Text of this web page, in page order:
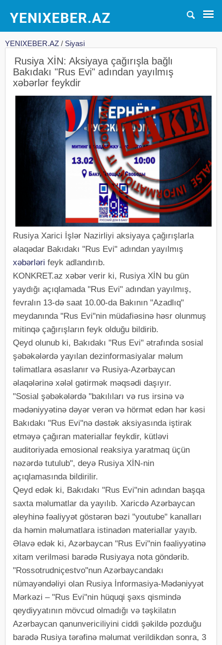
YENIXEBER.AZ / Siyasi
Rusiya XİN: Aksiyaya çağırışla bağlı
Bakıdakı "Rus Evi" adından yayılmış
xəbərlər feykdir
Rusiya Xarici İşlər Nazirliyi aksiyaya çağırışlarla
əlaqədar Bakıdakı "Rus Evi" adından yayılmış
xəbərləri feyk adlandırıb.
KONKRET.az xəbər verir ki, Rusiya XİN bu gün
yaydığı açıqlamada "Rus Evi" adından yayılmış,
fevralın 13-də saat 10.00-da Bakının "Azadlıq"
meydanında "Rus Evi"nin müdafiəsinə həsr olunmuş
mitinqə çağırışların feyk olduğu bildirib.
Qeyd olunub ki, Bakıdakı "Rus Evi" ətrafında sosial
şəbəkələrdə yayılan dezinformasiyalar məlum
təlimatlara əsaslanır və Rusiya-Azərbaycan
əlaqələrinə xələl gətirmək məqsədi daşıyır.
"Sosial şəbəkələrdə "bakılıları və rus irsinə və
mədəniyyətinə dəyər verən və hörmət edən hər kəsi
Bakıdakı "Rus Evi"nə dəstək aksiyasında iştirak
etməyə çağıran materiallar feykdir, kütləvi
auditoriyada emosional reaksiya yaratmaq üçün
nəzərdə tutulub", deyə Rusiya XİN-nin
açıqlamasında bildirilir.
Qeyd edək ki, Bakıdakı "Rus Evi"nin adından başqa
saxta məlumatlar da yayılıb. Xaricdə Azərbaycan
əleyhinə fəaliyyət göstərən bəzi "youtube" kanalları
da həmin məlumatlara istinadən materiallar yayıb.
Əlavə edək ki, Azərbaycan "Rus Evi"nin fəaliyyətinə
xitam verilməsi barədə Rusiyaya nota göndərib.
"Rossotrudniçestvo"nun Azərbaycandakı
nümayəndəliyi olan Rusiya İnformasiya-Mədəniyyət
Mərkəzi – "Rus Evi"nin hüquqi şəxs qismində
qeydiyyatının mövcud olmadığı və təşkilatın
Azərbaycan qanunvericiliyini ciddi şəkildə pozduğu
barədə Rusiya tərəfinə məlumat verildikdən sonra, 3